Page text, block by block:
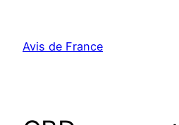
contenu
Avis de France